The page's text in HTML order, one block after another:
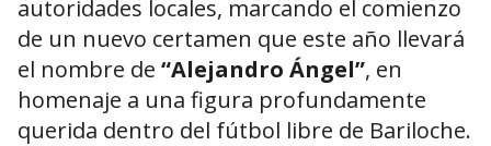
autoridades locales, marcando el comienzo
de un nuevo certamen que este año llevará
el nombre de “Alejandro Ángel”, en
homenaje a una figura profundamente
querida dentro del fútbol libre de Bariloche.